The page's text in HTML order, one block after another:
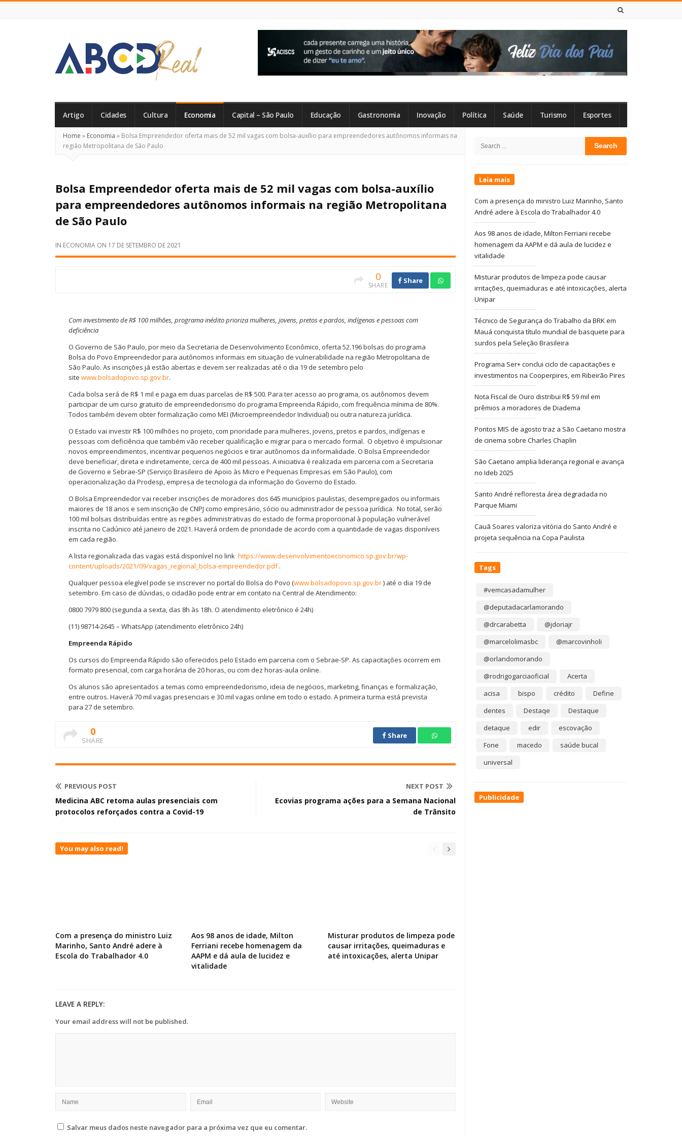
Real
Artigo Cidades Cultura Economia Capital – São Paulo Educação Gastronomia Inovação Política Saúde Turismo Esportes
Home » Economia » Bolsa Empreendedor oferta mais de 52 mil vagas com bolsa-auxílio para empreendedores autônomos informais na
região Metropolitana de São Paulo
Bolsa Empreendedor oferta mais de 52 mil vagas com bolsa-auxílio
para empreendedores autônomos informais na região Metropolitana
de São Paulo
IN ECONOMIA ON 17 DE SETEMBRO DE 2021
0
SHARE
Share
Com investimento de R$ 100 milhões, programa inédito prioriza mulheres, jovens, pretos e pardos, indígenas e pessoas com
deficiência
O Governo de São Paulo, por meio da Secretaria de Desenvolvimento Econômico, oferta 52.196 bolsas do programa
Bolsa do Povo Empreendedor para autônomos informais em situação de vulnerabilidade na região Metropolitana de
São Paulo. As inscrições já estão abertas e devem ser realizadas até o dia 19 de setembro pelo
site www.bolsadopovo.sp.gov.br.
Cada bolsa será de R$ 1 mil e paga em duas parcelas de R$ 500. Para ter acesso ao programa, os autônomos devem
participar de um curso gratuito de empreendedorismo do programa Empreenda Rápido, com frequência mínima de 80%.
Todos também devem obter formalização como MEI (Microempreendedor Individual) ou outra natureza jurídica.
O Estado vai investir R$ 100 milhões no projeto, com prioridade para mulheres, jovens, pretos e pardos, indígenas e
pessoas com deficiência que também vão receber qualificação e migrar para o mercado formal. O objetivo é impulsionar
novos empreendimentos, incentivar pequenos negócios e tirar autônomos da informalidade. O Bolsa Empreendedor
deve beneficiar, direta e indiretamente, cerca de 400 mil pessoas. A iniciativa é realizada em parceria com a Secretaria
de Governo e Sebrae-SP (Serviço Brasileiro de Apoio às Micro e Pequenas Empresas em São Paulo), com
operacionalização da Prodesp, empresa de tecnologia da informação do Governo do Estado.
O Bolsa Empreendedor vai receber inscrições de moradores dos 645 municípios paulistas, desempregados ou informais
maiores de 18 anos e sem inscrição de CNPJ como empresário, sócio ou administrador de pessoa jurídica. No total, serão
100 mil bolsas distribuídas entre as regiões administrativas do estado de forma proporcional à população vulnerável
inscrita no Cadúnico até janeiro de 2021. Haverá ordem de prioridade de acordo com a quantidade de vagas disponíveis
em cada região.
A lista regionalizada das vagas está disponível no link https://www.desenvolvimentoeconomico.sp.gov.br/wp-
content/uploads/2021/09/vagas_regional_bolsa-empreendedor.pdf.
Qualquer pessoa elegível pode se inscrever no portal do Bolsa do Povo (www.bolsadopovo.sp.gov.br) até o dia 19 de
setembro. Em caso de dúvidas, o cidadão pode entrar em contato na Central de Atendimento:
0800 7979 800 (segunda a sexta, das 8h às 18h. O atendimento eletrônico é 24h)
(11) 98714-2645 – WhatsApp (atendimento eletrônico 24h)
Empreenda Rápido
Os cursos do Empreenda Rápido são oferecidos pelo Estado em parceria com o Sebrae-SP. As capacitações ocorrem em
formato presencial, com carga horária de 20 horas, ou com dez horas-aula online.
Os alunos são apresentados a temas como empreendedorismo, ideia de negócios, marketing, finanças e formalização,
entre outros. Haverá 70 mil vagas presenciais e 30 mil vagas online em todo o estado. A primeira turma está prevista
para 27 de setembro.
0
SHARE
Share
PREVIOUS POST
Medicina ABC retoma aulas presenciais com
protocolos reforçados contra a Covid-19
NEXT POST
Ecovias programa ações para a Semana Nacional
de Trânsito
You may also read!
Com a presença do ministro Luiz
Marinho, Santo André adere à
Escola do Trabalhador 4.0
Aos 98 anos de idade, Milton
Ferriani recebe homenagem da
AAPM e dá aula de lucidez e
vitalidade
Misturar produtos de limpeza pode
causar irritações, queimaduras e
até intoxicações, alerta Unipar
LEAVE A REPLY:
Your email address will not be published.
Salvar meus dados neste navegador para a próxima vez que eu comentar.
Sidebar
Search
Leia mais
Com a presença do ministro Luiz Marinho, Santo
André adere à Escola do Trabalhador 4.0
Aos 98 anos de idade, Milton Ferriani recebe
homenagem da AAPM e dá aula de lucidez e
vitalidade
Misturar produtos de limpeza pode causar
irritações, queimaduras e até intoxicações, alerta
Unipar
Técnico de Segurança do Trabalho da BRK em
Mauá conquista título mundial de basquete para
surdos pela Seleção Brasileira
Programa Ser+ conclui ciclo de capacitações e
investimentos na Cooperpires, em Ribeirão Pires
Nota Fiscal de Ouro distribui R$ 59 mil em
prêmios a moradores de Diadema
Pontos MIS de agosto traz a São Caetano mostra
de cinema sobre Charles Chaplin
São Caetano amplia liderança regional e avança
no Ideb 2025
Santo André refloresta área degradada no
Parque Miami
Cauã Soares valoriza vitória do Santo André e
projeta sequência na Copa Paulista
Tags
#vemcasadamulher
@deputadacarlamorando
@drcarabetta
@jdoriajr
@marcelolimasbc
@marcovinholi
@orlandomorando
@rodrigogarciaoficial
Acerta
acisa
bispo crédito
Define
dentes
Destaqe
Destaque
detaque
edir
escovação
Fone
macedo
saúde bucal
universal
Publicidade